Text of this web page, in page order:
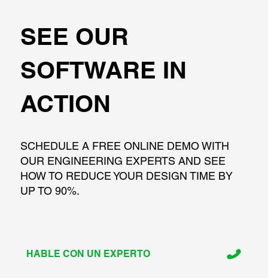
SEE OUR
SOFTWARE IN
ACTION
SCHEDULE A FREE ONLINE DEMO WITH
OUR ENGINEERING EXPERTS AND SEE
HOW TO REDUCE YOUR DESIGN TIME BY
UP TO 90%.
HABLE CON UN EXPERTO